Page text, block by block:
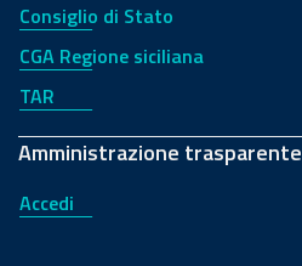
Consiglio di Stato
CGA Regione siciliana
TAR
Amministrazione trasparente
Accedi